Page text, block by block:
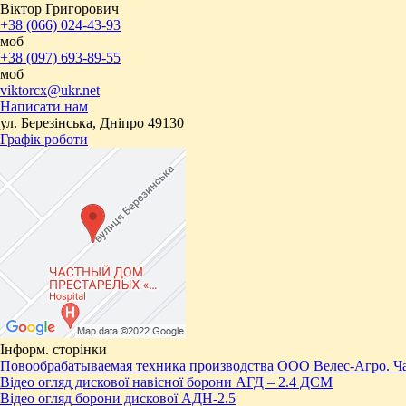
Віктор Григорович
+38 (066) 024-43-93
моб
+38 (097) 693-89-55
моб
viktorcx@ukr.net
Написати нам
ул. Березінська, Дніпро 49130
Графік роботи
Інформ. сторінки
Повообрабатываемая техника производства ООО Велес-Агро.
Відео огляд дискової навісної борони АГД – 2.4 ДСМ
Відео огляд борони дискової АДН-2.5